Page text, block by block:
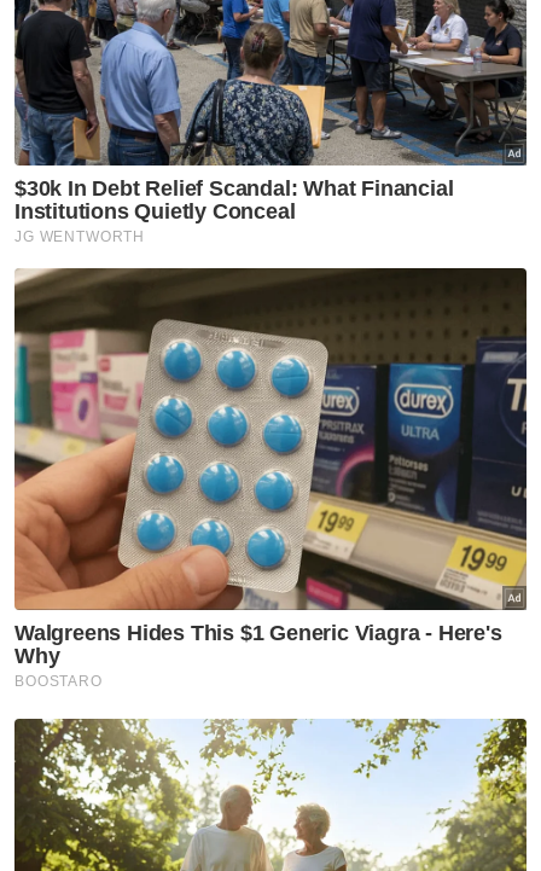
Berita Telus & Tulus menerusi E-Mel setiap
hari!
Muat turun aplikasi Sinar Harian.
Jawab soalan kaji selidik dan
dapatkan
baucar tunai.
×
Apakah bangsa anda?
Melayu
Cina
India
Etnik Sabah & Sarawak
Lain lain
Masuk | Daftar VPoints:0
Banjir